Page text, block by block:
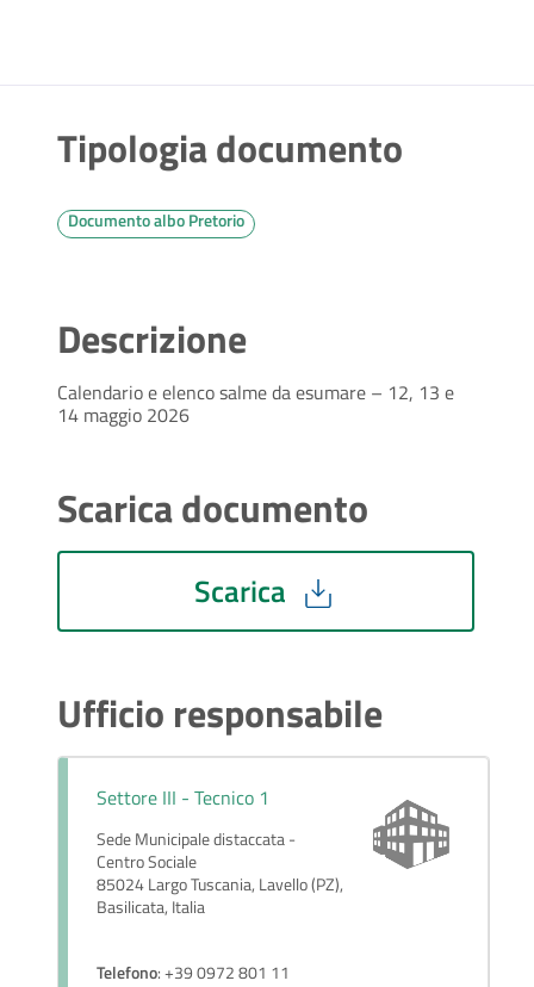
Tipologia documento
Documento albo Pretorio
Descrizione
Calendario e elenco salme da esumare – 12, 13 e
14 maggio 2026
Scarica documento
Scarica
Ufficio responsabile
Settore III - Tecnico 1
Sede Municipale distaccata -
Centro Sociale
85024 Largo Tuscania, Lavello (PZ),
Basilicata, Italia
Telefono: +39 0972 801 11